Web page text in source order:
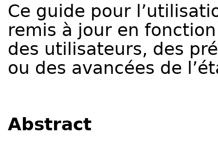
Ce guide pour
remis à jour en
des utilisateurs, des
ou des avancées de
Abstract